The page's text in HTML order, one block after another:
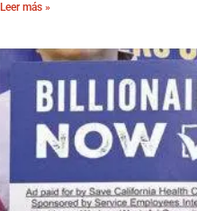
Leer más »